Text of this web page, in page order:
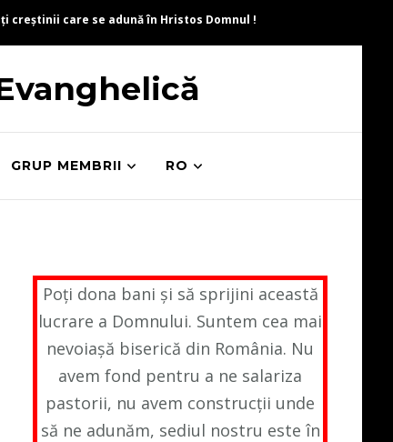
creștinii care se adună în Hristos Domnul !
GRUP MEMBRII RO
Poți dona bani și să sprijini această
lucrare a Domnului. Suntem cea mai
nevoiașă biserică din România. Nu
avem fond pentru a ne salariza
pastorii, nu avem construcții unde
să ne adunăm, sediul nostru este în